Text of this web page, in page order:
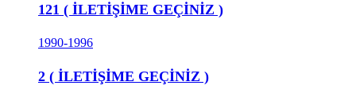
121 ( İLETİŞİME GEÇİNİZ )
1990-1996
2 ( İLETİŞİME GEÇİNİZ )